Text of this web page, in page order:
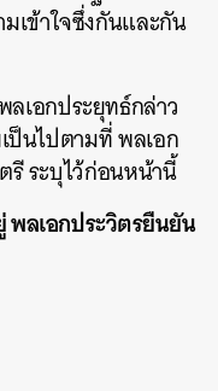
เข้าใจซึ่งกันและกัน
เอกประยุทธ์กล่าว
ป็นไปตามที่ พลเอก
รี ระบุไว้ก่อนหน้านี้
พลเอกประวิตรยืนยัน
EMAIL